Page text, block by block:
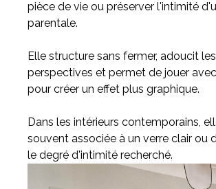
pièce de vie ou préserver l'intimité
parentale.
Elle structure sans fermer, adoucit les
perspectives et permet de jouer
pour créer un effet plus graphique.
Dans les intérieurs contemporains,
souvent associée à un verre clair ou
le degré d'intimité recherché.